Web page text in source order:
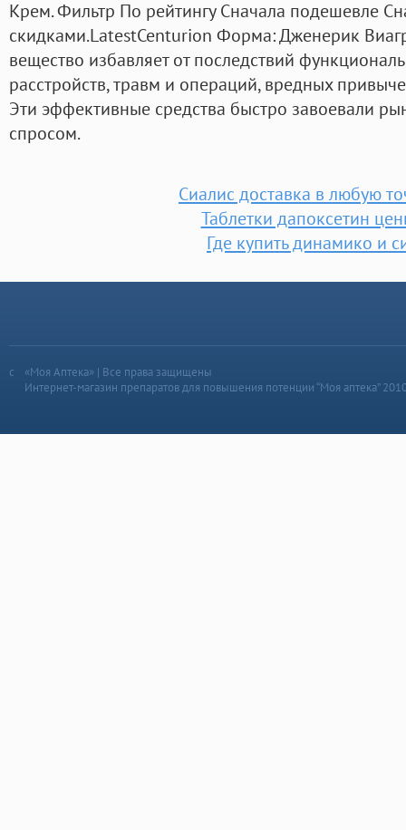
Крем. Фильтр По рейтингу Сначала подешевле
скидками.LatestCenturion Форма: Дженерик
вещество избавляет от последствий
расстройств, травм и операций, вредных
Эти эффективные средства быстро завоевали
спросом.
Сиалис доставка в любую
Таблетки дапоксетин
Где купить динамико и
«Моя Аптека» | Все права защищены
Интернет-магазин препаратов для повышения потенции “Моя аптека”